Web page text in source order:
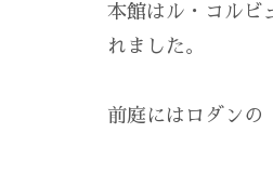
本館はル・コルビ
れました。
前庭にはロダンの